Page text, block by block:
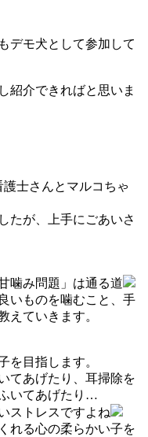
デモ犬として参加して
紹介できればと思いま
士さんとマルコちゃ
たが、上手にごあいさ
噛み問題」は通る道
いものを噛むこと、手
えていきます。
を目指します。
てあげたり、耳掃除を
いてあげたり…
ストレスですよね
れる心の柔らかい子を